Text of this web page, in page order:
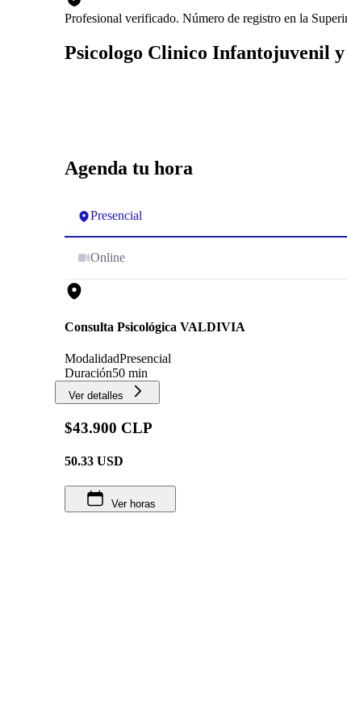
Profesional verificado. Número de registro en la
Psicologo Clinico Infantojuvenil
Agenda tu hora
Presencial
Online
Consulta Psicológica VALDIVIA
ModalidadPresencial
Duración50 min
Ver detalles
$43.900 CLP
50.33 USD
Ver horas